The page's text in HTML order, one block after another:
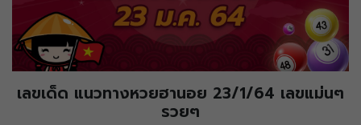
เลขเด็ด แนวทางหวยฮานอย 23/1/64 เลขแม่นๆ
รวยๆ